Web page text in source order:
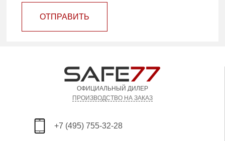
ОТПРАВИТЬ
ОФИЦИАЛЬНЫЙ ДИЛЕР
ПРОИЗВОДСТВО НА ЗАКАЗ
+7 (495) 755-32-28